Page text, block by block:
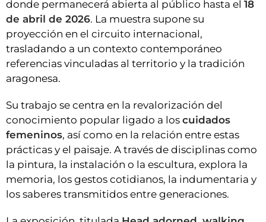
donde permanecerá abierta al público hasta el 18
de abril de 2026. La muestra supone su
proyección en el circuito internacional,
trasladando a un contexto contemporáneo
referencias vinculadas al territorio y la tradición
aragonesa.
Su trabajo se centra en la revalorización del
conocimiento popular ligado a los cuidados
femeninos, así como en la relación entre estas
prácticas y el paisaje. A través de disciplinas como
la pintura, la instalación o la escultura, explora la
memoria, los gestos cotidianos, la indumentaria y
los saberes transmitidos entre generaciones.